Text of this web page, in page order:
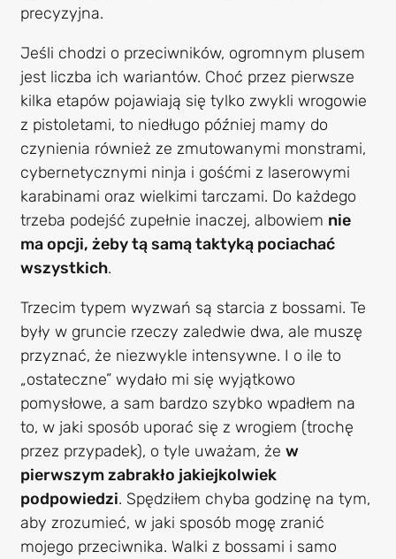
precyzyjna.
Jeśli chodzi o przeciwników, ogromnym plusem
jest liczba ich wariantów. Choć przez pierwsze
kilka etapów pojawiają się tylko zwykli wrogowie
z pistoletami, to niedługo później mamy do
czynienia również ze zmutowanymi monstrami,
cybernetycznymi ninja i gośćmi z laserowymi
karabinami oraz wielkimi tarczami. Do każdego
trzeba podejść zupełnie inaczej, albowiem nie
ma opcji, żeby tą samą taktyką pociachać
wszystkich.
Trzecim typem wyzwań są starcia z bossami. Te
były w gruncie rzeczy zaledwie dwa, ale muszę
przyznać, że niezwykle intensywne. I o ile to
„ostateczne” wydało mi się wyjątkowo
pomysłowe, a sam bardzo szybko wpadłem na
to, w jaki sposób uporać się z wrogiem (trochę
przez przypadek), o tyle uważam, że w
pierwszym zabrakło jakiejkolwiek
podpowiedzi. Spędziłem chyba godzinę na tym,
aby zrozumieć, w jaki sposób mogę zranić
mojego przeciwnika. Walki z bossami i samo